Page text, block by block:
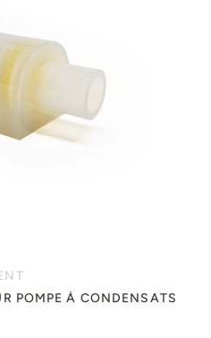
POMPE À CONDENSATS